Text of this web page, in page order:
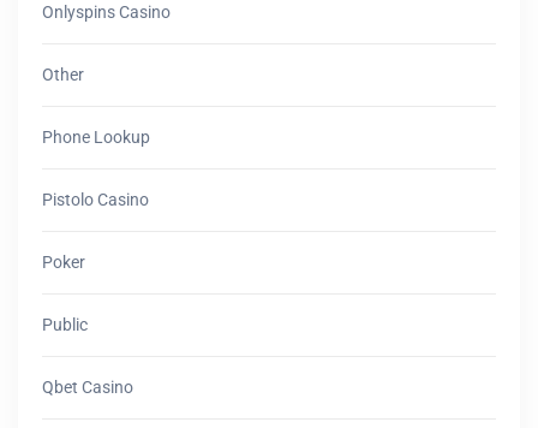
Onlyspins Casino
Other
Phone Lookup
Pistolo Casino
Poker
Public
Qbet Casino